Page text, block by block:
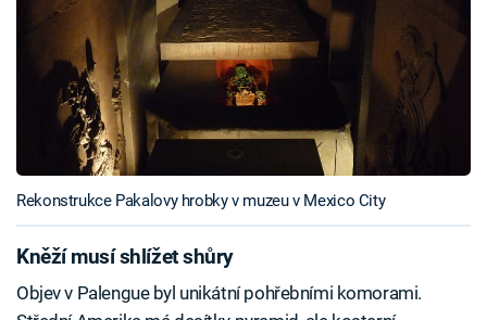
Rekonstrukce Pakalovy hrobky v muzeu v Mexico City
Kněží musí shlížet shůry
Objev v Palengue byl unikátní pohřebními komorami.